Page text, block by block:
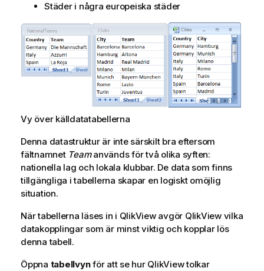
Städer i några europeiska städer
Vy över källdatatabellerna
Denna datastruktur är inte särskilt bra eftersom
fältnamnet Teamanvänds för två olika syften:
nationella lag och lokala klubbar. De data som finns
tillgängliga i tabellerna skapar en logiskt omöjlig
situation.
När tabellerna läses in i QlikViewavgör QlikViewvilka
datakopplingar som är minst viktig och kopplar lös
denna tabell.
Öppna tabellvynför att se hur QlikViewtolkar